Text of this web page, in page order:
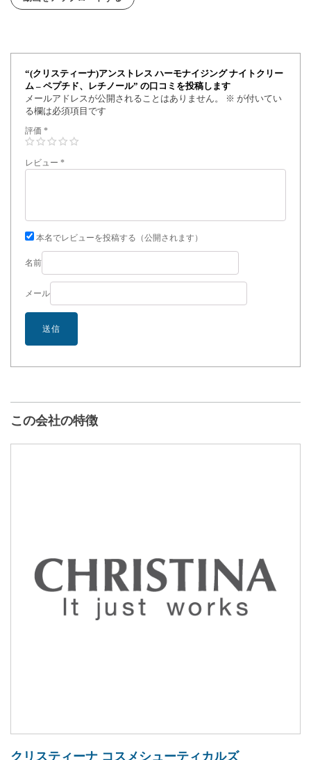
“(クリスティーナ)アンストレス ハーモナイジング ナイトクリー
ム – ペプチド、レチノール” の口コミを投稿します
メールアドレスが公開されることはありません。
※ が付いてい
る欄は必須項目です
評価 *
レビュー *
本名でレビューを投稿する（公開されます）
名前
メール
この会社の特徴
クリスティーナ コスメシューティカルズ